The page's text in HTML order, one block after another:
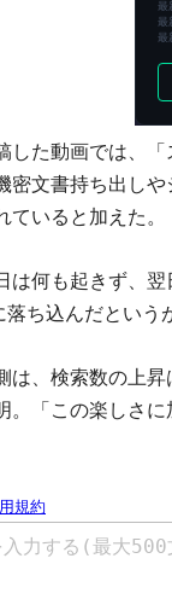
した動画では、
密文書持ち出し
ていると加えた。
は何も起きず、
ち込んだという
は、検索数の上
。「この楽しさ